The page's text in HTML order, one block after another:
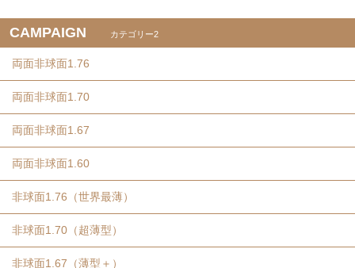
CAMPAIGN カテゴリー2
両面非球面1.76
両面非球面1.70
両面非球面1.67
両面非球面1.60
非球面1.76（世界最薄）
非球面1.70（超薄型）
非球面1.67（薄型＋）